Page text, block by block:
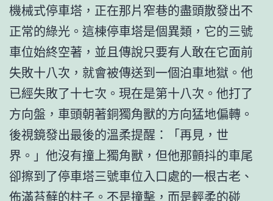
機械式停車塔，正在那片窄巷的盡頭散發出不
正常的綠光。這棟停車塔是個異類，它的三號
車位始終空著，並且傳說只要有人敢在它面前
失敗十八次，就會被傳送到一個泊車地獄。他
已經失敗了十七次。現在是第十八次。他打了
方向盤，車頭朝著銅獨角獸的方向猛地偏轉。
後視鏡發出最後的溫柔提醒：「再見，世
界。」他沒有撞上獨角獸，但他那顫抖的車尾
卻擦到了停車塔三號車位入口處的一根古老、
佈滿苔蘚的柱子。不是撞擊，而是輕柔的碰